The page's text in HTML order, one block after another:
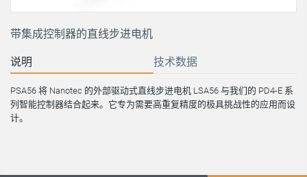
带集成控制器的直线步进电机
说明 技术数据
PSA56 将 Nanotec 的外部驱动式直线步进电机 LSA56 与我们的 PD4-E 系
列智能控制器结合起来。它专为需要高重复精度的极具挑战性的应用而设
计。